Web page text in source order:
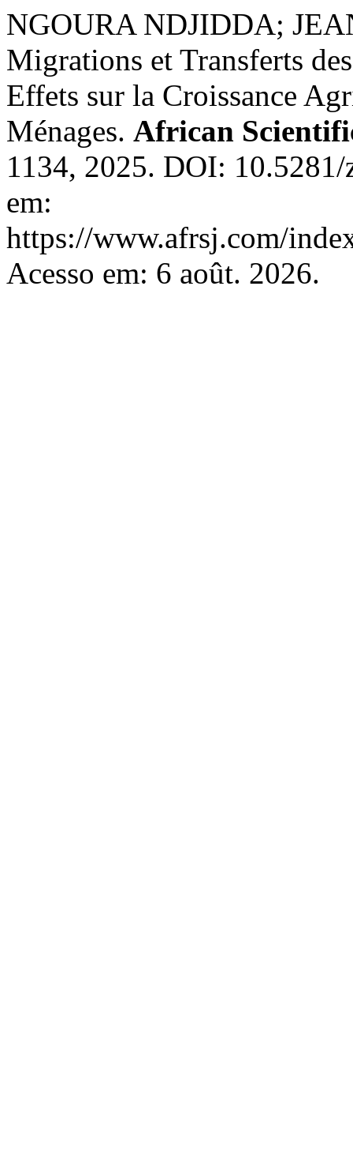
NGOURA NDJIDDA;
Migrations et Transferts
Effets sur la Croissance
Ménages. African
1134, 2025. DOI:
em:
https://www.afrsj.com/
Acesso em: 6 août. 2026.